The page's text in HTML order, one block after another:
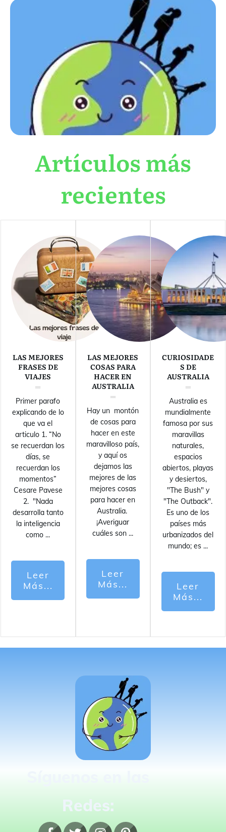
Artículos más
recientes
LAS MEJORES
FRASES DE
VIAJES
Primer parafo
explicando de lo
que va el
articulo 1. “No
se recuerdan los
días, se
recuerdan los
momentos”
Cesare Pavese
2. "Nada
desarrolla tanto
la inteligencia
como ...
Leer
Más...
LAS MEJORES
COSAS PARA
HACER EN
AUSTRALIA
Hay un montón
de cosas para
hacer en este
maravilloso país,
y aquí os
dejamos las
mejores de las
mejores cosas
para hacer en
Australia.
¡Averiguar
cuáles son ...
Leer
Más...
CURIOSIDADE
S DE
AUSTRALIA
Australia es
mundialmente
famosa por sus
maravillas
naturales,
espacios
abiertos, playas
y desiertos,
"The Bush" y
"The Outback".
Es uno de los
países más
urbanizados del
mundo; es ...
Leer
Más...
Redes: